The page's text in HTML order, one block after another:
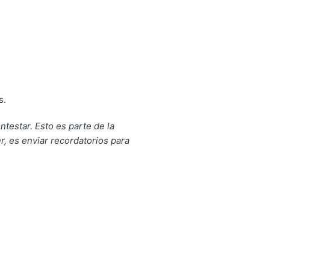
Esto es parte de la
es enviar recordatorios para